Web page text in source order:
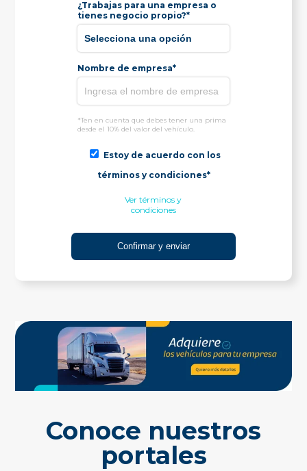
¿Trabajas para una empresa o
tienes negocio propio?*
Nombre de empresa*
*Ten en cuenta que debes tener una prima
desde el 10% del valor del vehículo.
Estoy de acuerdo con los
términos y condiciones*
Ver términos y
condiciones
Conoce nuestros
portales